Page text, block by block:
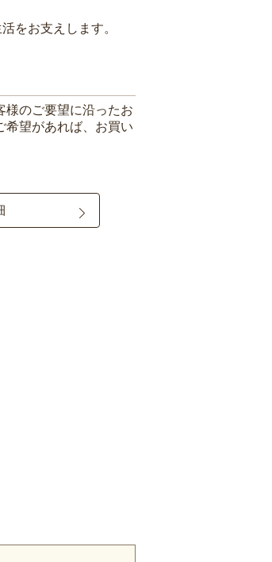
をお支えします。
様のご要望に沿ったお
希望があれば、お買い